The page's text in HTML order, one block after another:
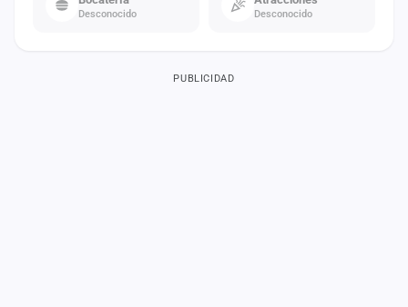
Desconocido Desconocido
PUBLICIDAD